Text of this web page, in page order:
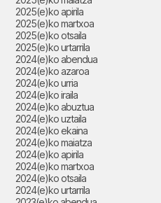
2025(e)ko apirila
2025(e)ko martxoa
2025(e)ko otsaila
2025(e)ko urtarrila
2024(e)ko abendua
2024(e)ko azaroa
2024(e)ko urria
2024(e)ko iraila
2024(e)ko abuztua
2024(e)ko uztaila
2024(e)ko ekaina
2024(e)ko maiatza
2024(e)ko apirila
2024(e)ko martxoa
2024(e)ko otsaila
2024(e)ko urtarrila